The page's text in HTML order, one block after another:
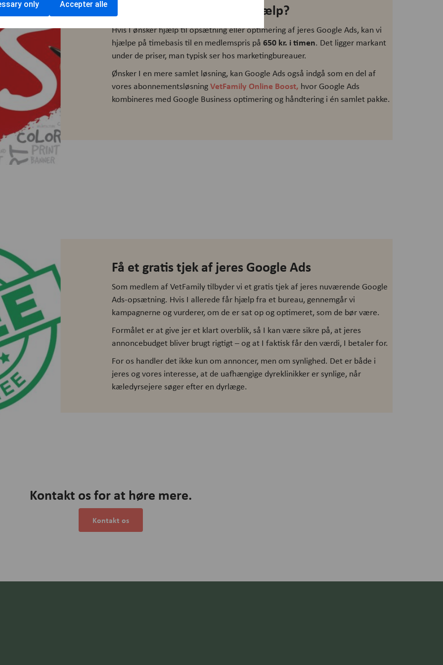
Hvad koster Google Ads hjælp?
Hvis I ønsker hjælp til opsætning eller optimering af jeres Google Ads, kan vi
hjælpe på timebasis til en medlemspris på 650 kr. i timen. Det ligger markant
under de priser, man typisk ser hos marketingbureauer.
Ønsker I en mere samlet løsning, kan Google Ads også indgå som en del af
vores abonnementsløsningVetFamily Online Boost, hvor Google Ads
kombineres med Google Business optimering og håndtering i én samlet pakke.
Få et gratis tjek af jeres Google Ads
Som medlem af VetFamily tilbyder vi et gratis tjek af jeres nuværende Google
Ads-opsætning. Hvis I allerede får hjælp fra et bureau, gennemgår vi
kampagnerne og vurderer, om de er sat op og optimeret, som de bør være.
Formålet er at give jer et klart overblik, så I kan være sikre på, at jeres
annoncebudget bliver brugt rigtigt – og at I faktisk får den værdi, I betaler for.
For os handler det ikke kun om annoncer, men om synlighed. Det er både i
jeres og vores interesse, at de uafhængige dyreklinikker er synlige, når
kæledyrsejere søger efter en dyrlæge.
Kontakt os for at høre mere.
Kontakt os
only Accepter alle